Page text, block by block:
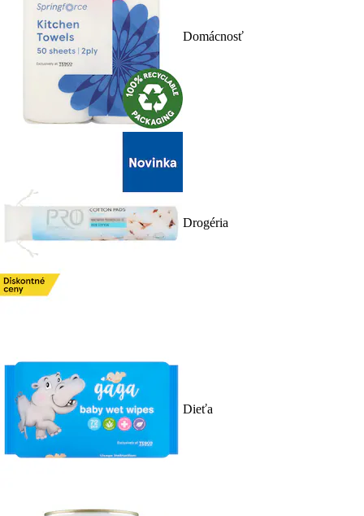
Domácnosť
Drogéria
Dieťa